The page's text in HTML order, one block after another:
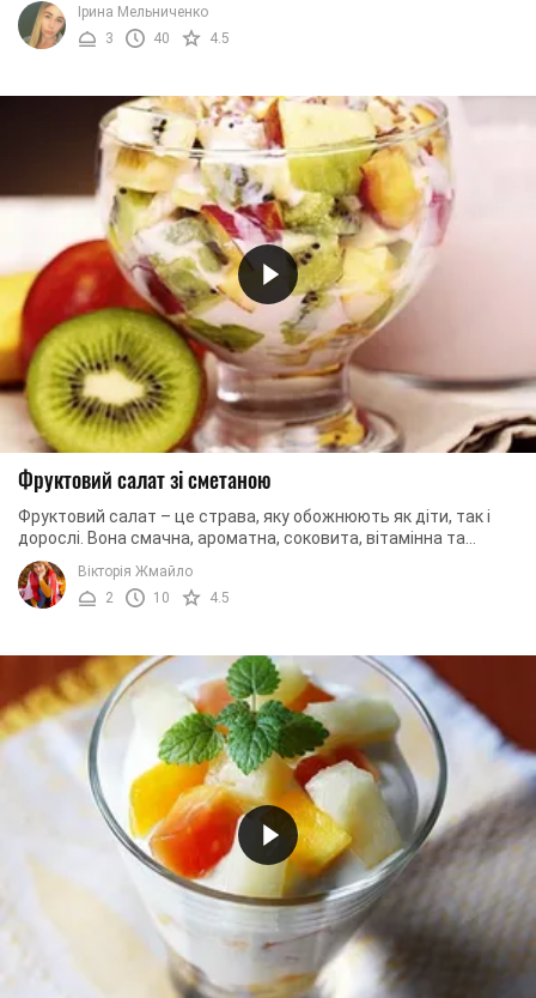
Ірина Мельниченко
3
40 4.5
Фруктовий салат зі сметаною
Фруктовий салат – це страва, яку обожнюють як діти, так і
дорослі. Вона смачна, ароматна, соковита, вітамінна та
надзвичайно апетитна. Існує безліч ...
Вікторія Жмайло
2
10 4.5